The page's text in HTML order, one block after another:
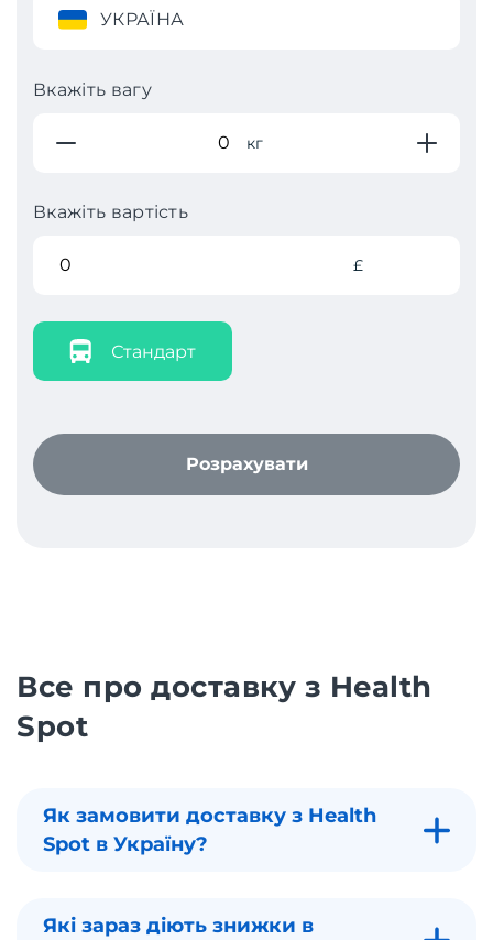
УКРАЇНА
Вкажіть вагу
кг
Вкажіть вартість
£
Стандарт
Розрахувати
Все про доставку з Health
Spot
Як замовити доставку з Health
Spot в Україну?
Які зараз діють знижки в